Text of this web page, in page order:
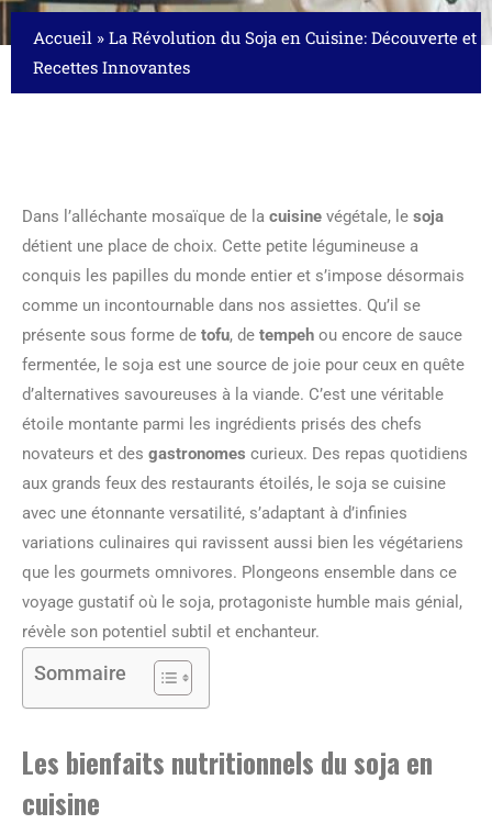
Accueil » La Révolution du Soja en Cuisine: Découverte et
Recettes Innovantes
Dans l’alléchante mosaïque de la cuisine végétale, le soja
détient une place de choix. Cette petite légumineuse a
conquis les papilles du monde entier et s’impose désormais
comme un incontournable dans nos assiettes. Qu’il se
présente sous forme de tofu, de tempeh ou encore de sauce
fermentée, le soja est une source de joie pour ceux en quête
d’alternatives savoureuses à la viande. C’est une véritable
étoile montante parmi les ingrédients prisés des chefs
novateurs et des gastronomes curieux. Des repas quotidiens
aux grands feux des restaurants étoilés, le soja se cuisine
avec une étonnante versatilité, s’adaptant à d’infinies
variations culinaires qui ravissent aussi bien les végétariens
que les gourmets omnivores. Plongeons ensemble dans ce
voyage gustatif où le soja, protagoniste humble mais génial,
révèle son potentiel subtil et enchanteur.
Sommaire
Les bienfaits nutritionnels du soja en
cuisine